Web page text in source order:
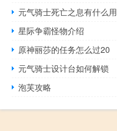
元气骑士死亡之息有什么用
星际争霸怪物介绍
原神丽莎的任务怎么过20
元气骑士设计台如何解锁
泡芙攻略